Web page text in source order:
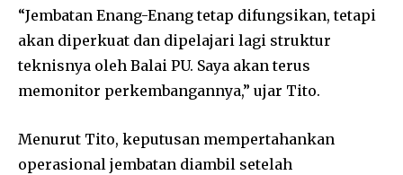
“Jembatan Enang-Enang tetap difungsikan, tetapi
akan diperkuat dan dipelajari lagi struktur
teknisnya oleh Balai PU. Saya akan terus
memonitor perkembangannya,” ujar Tito.
Menurut Tito, keputusan mempertahankan
operasional jembatan diambil setelah